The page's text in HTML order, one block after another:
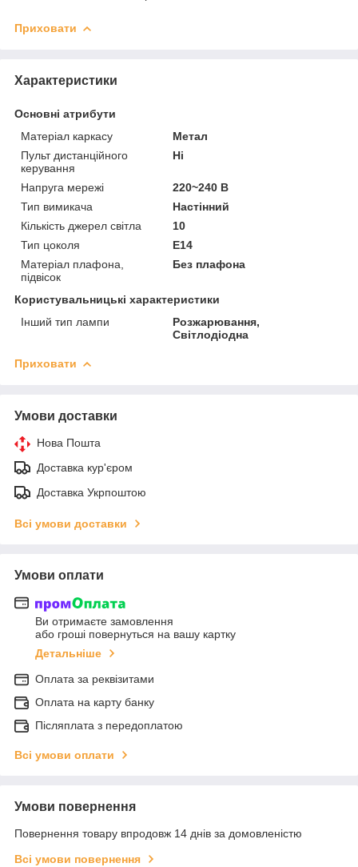
Приховати
Характеристики
Основні атрибути
Матеріал каркасу
Метал
Пульт дистанційного
керування
Ні
Напруга мережі
220~240 В
Тип вимикача
Настінний
Кількість джерел світла
10
Тип цоколя
E14
Матеріал плафона,
підвісок
Без плафона
Користувальницькі характеристики
Інший тип лампи
Розжарювання,
Світлодіодна
Приховати
Умови доставки
Нова Пошта
Доставка кур'єром
Доставка Укрпоштою
Всі умови доставки
Умови оплати
Ви отримаєте замовлення
або гроші повернуться на вашу картку
Детальніше
Оплата за реквізитами
Оплата на карту банку
Післяплата з передоплатою
Всі умови оплати
Умови повернення
Повернення товару впродовж 14 днів за домовленістю
Всі умови повернення